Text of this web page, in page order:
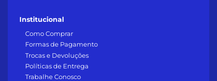
Institucional
Como Comprar
Formas de Pagamento
Trocas e Devoluções
Políticas de Entrega
Trabalhe Conosco